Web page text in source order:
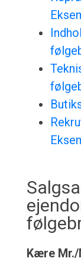
Kære Mr./